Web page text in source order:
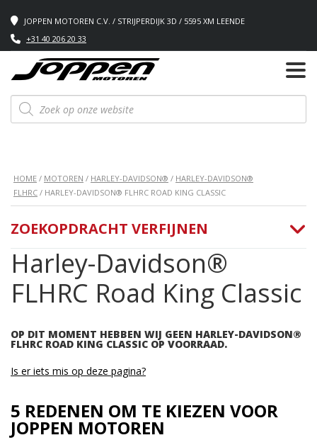
JOPPEN MOTOREN C.V. / STRIJPERDIJK 3D / 5595 XM LEENDE
+31 40 206 20 33
Producten
zoeken
HOME / MOTOREN / HARLEY-DAVIDSON® / HARLEY-DAVIDSON®
FLHRC / HARLEY-DAVIDSON® FLHRC ROAD KING CLASSIC
Harley-Davidson®
FLHRC Road King Classic
OP DIT MOMENT HEBBEN WIJ GEEN HARLEY-DAVIDSON®
FLHRC ROAD KING CLASSIC OP VOORRAAD.
ZOEKOPDRACHT VERFIJNEN
Is er iets mis op deze pagina?
5 REDENEN OM TE KIEZEN VOOR
JOPPEN MOTOREN